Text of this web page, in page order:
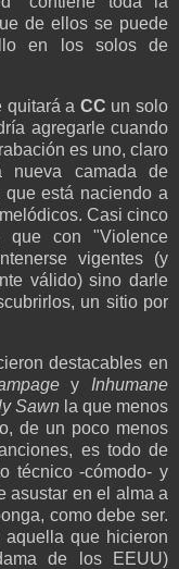
de ellos se puede
en los solos de
quitará a CC un solo
agregarle cuando
es uno, claro
camada de
está naciendo a
Casi cinco
que con "Violence
vigentes (y
válido) sino darle
un sitio por
destacables en
y Inhumane
Sawn la que menos
de un poco menos
es todo de
técnico -cómodo- y
asustar en el alma a
como debe ser.
que hicieron
de los EEUU)